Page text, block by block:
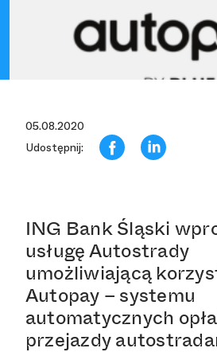
05.08.2020
Udostępnij:
ING Bank Śląski
usługę Autostrady
umożliwiającą
Autopay – systemu
automatycznych
przejazdy